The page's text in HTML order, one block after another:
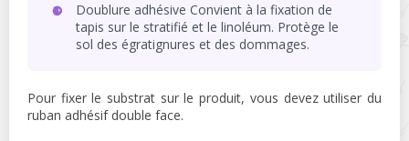
Doublure adhésive Convient à la fixation de
tapis sur le stratifié et le linoléum. Protège le
sol des égratignures et des dommages.
Pour fixer le substrat sur le produit, vous devez utiliser du
ruban adhésif double face.